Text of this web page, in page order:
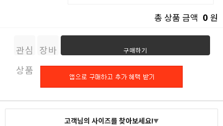
총 상품 금액 0 원
관심
상품
장바
구니
구매하기
고객님의 사이즈를 찾아보세요!▼